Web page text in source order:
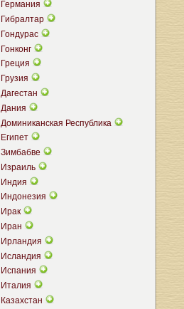
Германия
Гибралтар
Гондурас
Гонконг
Греция
Грузия
Дагестан
Дания
Доминиканская Республика
Египет
Зимбабве
Израиль
Индия
Индонезия
Ирак
Иран
Ирландия
Исландия
Испания
Италия
Казахстан